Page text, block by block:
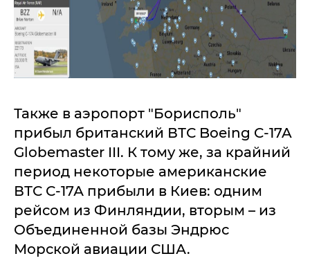
Также в аэропорт "Борисполь"
прибыл британский ВТС Boeing C-17A
Globemaster III. К тому же, за крайний
период некоторые американские
ВТС С-17А прибыли в Киев: одним
рейсом из Финляндии, вторым – из
Объединенной базы Эндрюс
Морской авиации США.